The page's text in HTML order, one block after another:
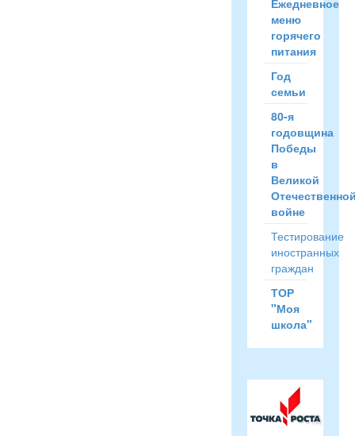
Ежедневное
меню
горячего
питания
Год
семьи
80-я
годовщина
Победы
в
Великой
войне
Тестирование
иностранных
граждан
ТОР
"Моя
школа"